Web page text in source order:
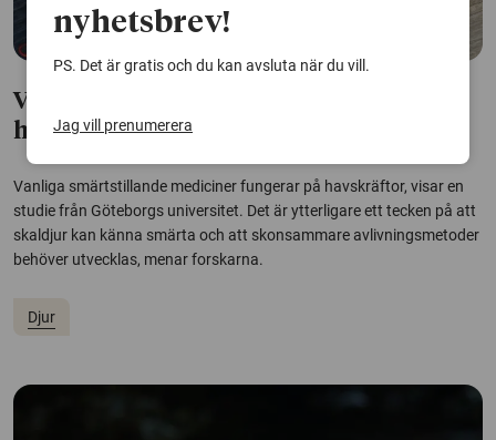
Värkmedicin mildrar smärtresponsen
hos havskräftor
Vanliga smärtstillande mediciner fungerar på havskräftor, visar en
studie från Göteborgs universitet. Det är ytterligare ett tecken på att
skaldjur kan känna smärta och att skonsammare avlivningsmetoder
behöver utvecklas, menar forskarna.
Djur
nyhetsbrev!
PS. Det är gratis och du kan avsluta när du vill.
Jag vill prenumerera